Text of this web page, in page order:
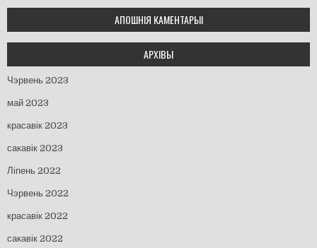
АПОШНІЯ КАМЕНТАРЫІ
АРХІВЫ
Чэрвень 2023
май 2023
красавік 2023
сакавік 2023
Ліпень 2022
Чэрвень 2022
красавік 2022
сакавік 2022